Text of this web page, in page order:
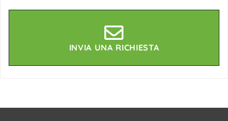
INVIA UNA RICHIESTA